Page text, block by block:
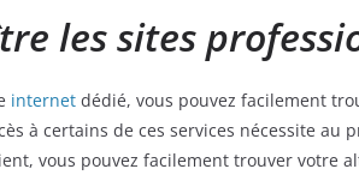
les sites
internet dédié, vous pouvez facilement
à certains de ces services nécessite
vous pouvez facilement trouver votre